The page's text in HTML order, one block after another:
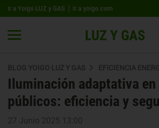
Ir a Yoigo LUZ y GAS Ir a yoigo.com
BLOG YOIGO LUZ Y GAS EFICIENCIA
Iluminación adaptativa
públicos: eficiencia y
27 Junio 2025 13:00